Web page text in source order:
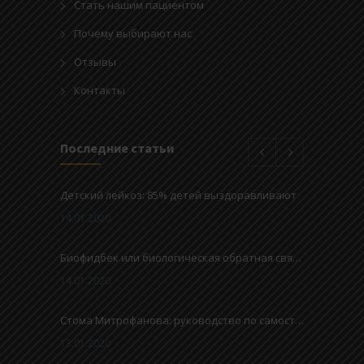
Стать нашим пациентом
Почему выбирают нас
Отзывы
Контакты
Последние статьи
Детский лейкоз: 85% детей выздоравливают
14.01.2020
Биофидбек или биологическая обратная связь – метод улучшения привычек мочеиспускания у детей
14.01.2020
Стома Митрофанова: руководство по самостоятельному дренажу мочевого пузыря
13.01.2020